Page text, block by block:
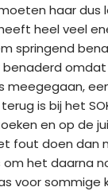
haar dus
heel veel
springend
omdat
meegegaan,
is bij het
en op de
fout doen dan
het daarna
voor sommige